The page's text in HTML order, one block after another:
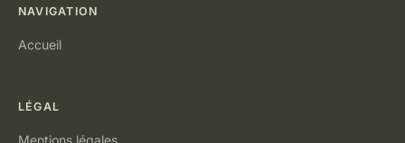
NAVIGATION
Accueil
LÉGAL
Mentions légales